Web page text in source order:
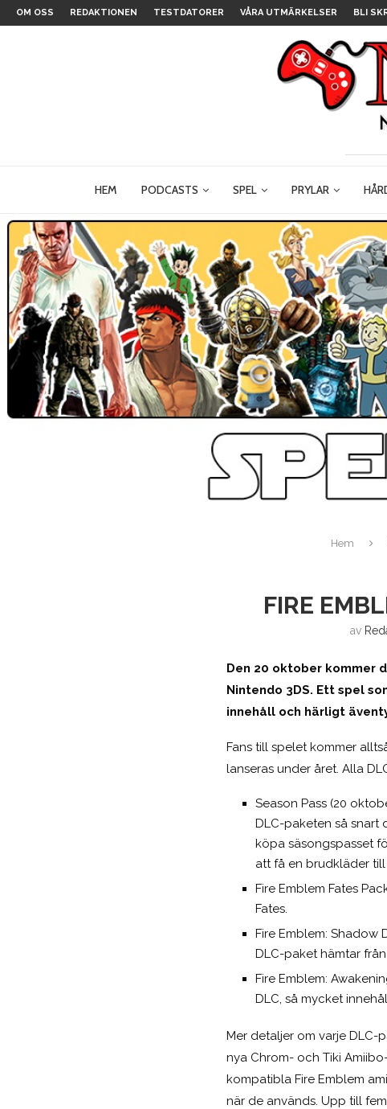
OM OSS REDAKTIONEN TESTDATORER VÅRA UTMÄRKELSER BLI
HEM PODCASTS SPEL PRYLAR
Hem
FIRE
av
Den 20 oktober kommer
Nintendo 3DS. Ett spel
innehåll och härligt
Fans till spelet kommer
lanseras under året. Alla
Season Pass (20
DLC-paketen så snart
köpa säsongspasset
att få en brudkläder till
Fire Emblem Fates
Fates.
Fire Emblem: Shadow
DLC-paket hämtar
Fire Emblem:
DLC, så mycket
Mer detaljer om varje DLC-
nya Chrom- och Tiki
kompatibla Fire Emblem
när de används. Upp till